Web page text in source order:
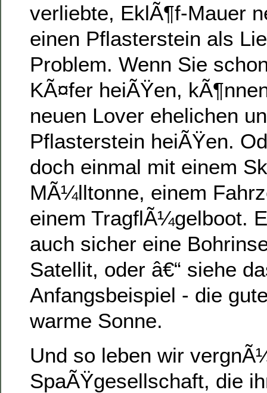
verliebte, EklÃ¶f-Mauer
einen Pflasterstein als
Problem. Wenn Sie
KÃ¤fer heiÃŸen,
neuen Lover ehelichen
Pflasterstein heiÃŸen.
doch einmal mit einem
MÃ¼lltonne, einem
einem TragflÃ¼gelboot.
auch sicher eine
Satellit, oder â€“ siehe
Anfangsbeispiel - die
warme Sonne.
Und so leben wir
SpaÃŸgesellschaft, die